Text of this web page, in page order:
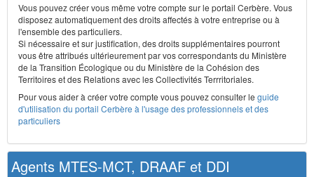
Vous pouvez créer vous même votre compte sur le portail Cerbère. Vous
disposez automatiquement des droits affectés à votre entreprise ou à
l'ensemble des particuliers.
Si nécessaire et sur justification, des droits supplémentaires pourront
vous être attribués ultérieurement par vos correspondants du Ministère
de la Transition Écologique ou du Ministère de la Cohésion des
Territoires et des Relations avec les Collectivités Terrritoriales.
Pour vous aider à créer votre compte vous pouvez consulter le guide
d'utilisation du portail Cerbère à l'usage des professionnels et des
particuliers
Agents MTES-MCT, DRAAF et DDI